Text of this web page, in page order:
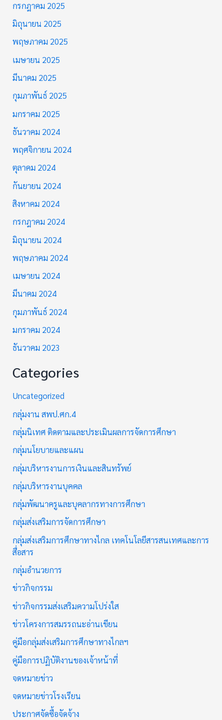
กรกฎาคม 2025
มิถุนายน 2025
พฤษภาคม 2025
เมษายน 2025
มีนาคม 2025
กุมภาพันธ์ 2025
มกราคม 2025
ธันวาคม 2024
พฤศจิกายน 2024
ตุลาคม 2024
กันยายน 2024
สิงหาคม 2024
กรกฎาคม 2024
มิถุนายน 2024
พฤษภาคม 2024
เมษายน 2024
มีนาคม 2024
กุมภาพันธ์ 2024
มกราคม 2024
ธันวาคม 2023
Categories
Uncategorized
กลุ่มงาน สพป.ศก.4
กลุ่มนิเทศ ติดตามและประเมินผลการจัดการศึกษา
กลุ่มนโยบายและแผน
กลุ่มบริหารงานการเงินและสินทรัพย์
กลุ่มบริหารงานบุคคล
กลุ่มพัฒนาครูและบุคลากรทางการศึกษา
กลุ่มส่งเสริมการจัดการศึกษา
กลุ่มส่งเสริมการศึกษาทางไกล เทคโนโลยีสารสนเทศและการ
สื่อสาร
กลุ่มอำนวยการ
ข่าวกิจกรรม
ข่าวกิจกรรมส่งเสริมความโปร่งใส
ข่าวโครงการสมรรถนะอ่านเขียน
คู่มือกลุ่มส่งเสริมการศึกษาทางไกลฯ
คู่มือการปฏิบัติงานของเจ้าหน้าที่
จดหมายข่าว
จดหมายข่าวโรงเรียน
ประกาศจัดซื้อจัดจ้าง